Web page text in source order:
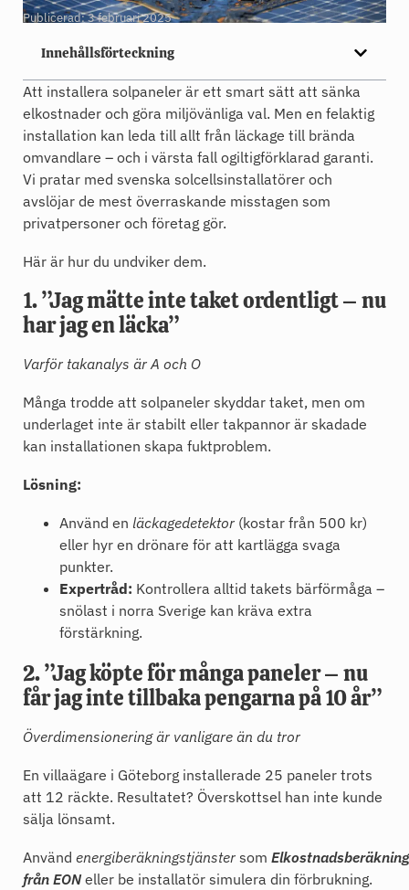
Publicerad:3 februari 2025
Innehållsförteckning
Att installera solpaneler är ett smart sätt att sänka
elkostnader och göra miljövänliga val. Men en felaktig
installation kan leda till allt från läckage till brända
omvandlare – och i värsta fall ogiltigförklarad garanti.
Vi pratar med svenska solcellsinstallatörer och
avslöjar de mest överraskande misstagen som
privatpersoner och företag gör.
Här är hur du undviker dem.
1. ”Jag mätte inte taket ordentligt – nu
har jag en läcka”
Varför takanalys är A och O
Många trodde att solpaneler skyddar taket, men om
underlaget inte är stabilt eller takpannor är skadade
kan installationen skapa fuktproblem.
Lösning:
Använd en läckagedetektor (kostar från 500 kr)
eller hyr en drönare för att kartlägga svaga
punkter.
Expertråd: Kontrollera alltid takets bärförmåga –
snölast i norra Sverige kan kräva extra
förstärkning.
2. ”Jag köpte för många paneler – nu
får jag inte tillbaka pengarna på 10 år”
Överdimensionering är vanligare än du tror
En villaägare i Göteborg installerade 25 paneler trots
att 12 räckte. Resultatet? Överskottsel han inte kunde
sälja lönsamt.
Använd energiberäkningstjänster som Elkostnadsberäkning
från EON eller be installatör simulera din förbrukning.